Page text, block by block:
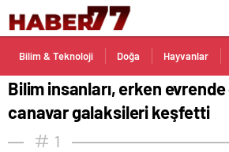
Bilim & Teknoloji Doğa Hayvanlar
Bilim insanları, erken
canavar galaksileri keşfetti
1